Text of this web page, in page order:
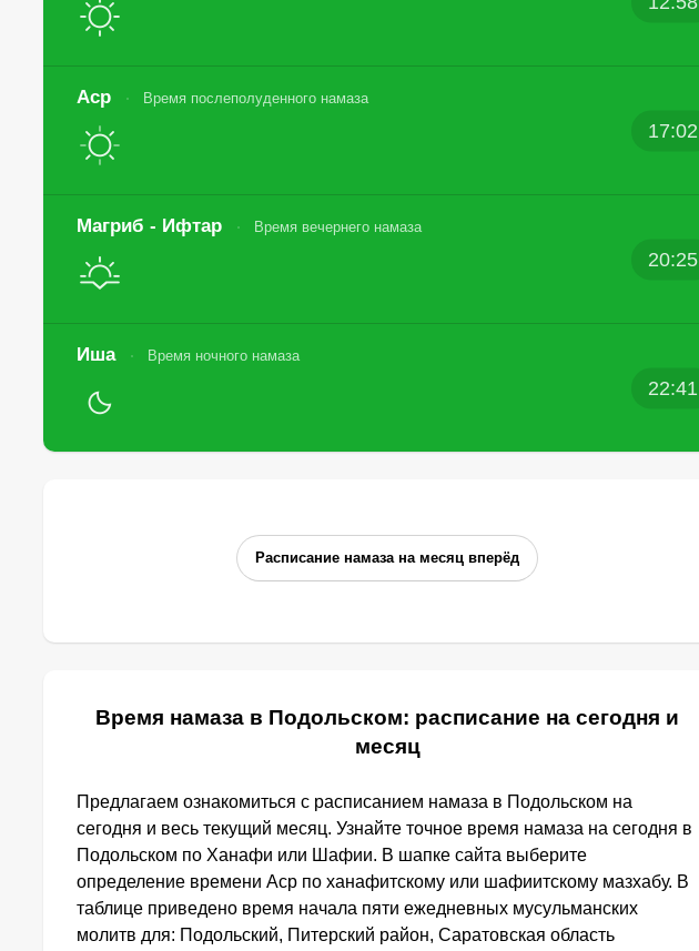
Аср Время послеполуденного намаза
17:02
Магриб - Ифтар Время вечернего намаза
20:25
Иша Время ночного намаза
22:41
Расписание намаза на месяц вперёд
Время намаза в Подольском: расписание на сегодня и
месяц
Предлагаем ознакомиться с расписанием намаза в Подольском на
сегодня и весь текущий месяц. Узнайте точное время намаза на сегодня в
Подольском по Ханафи или Шафии. В шапке сайта выберите
определение времени Аср по ханафитскому или шафиитскому мазхабу. В
таблице приведено время начала пяти ежедневных мусульманских
молитв для: Подольский, Питерский район, Саратовская область